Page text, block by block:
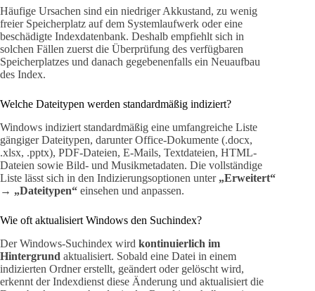
Häufige Ursachen sind ein niedriger Akkustand, zu wenig
freier Speicherplatz auf dem Systemlaufwerk oder eine
beschädigte Indexdatenbank. Deshalb empfiehlt sich in
solchen Fällen zuerst die Überprüfung des verfügbaren
Speicherplatzes und danach gegebenenfalls ein Neuaufbau
des Index.
Welche Dateitypen werden standardmäßig indiziert?
Windows indiziert standardmäßig eine umfangreiche Liste
gängiger Dateitypen, darunter Office-Dokumente (.docx,
.xlsx, .pptx), PDF-Dateien, E-Mails, Textdateien, HTML-
Dateien sowie Bild- und Musikmetadaten. Die vollständige
Liste lässt sich in den Indizierungsoptionen unter „Erweitert“
→ „Dateitypen“ einsehen und anpassen.
Wie oft aktualisiert Windows den Suchindex?
Der Windows-Suchindex wird kontinuierlich im
Hintergrund aktualisiert. Sobald eine Datei in einem
indizierten Ordner erstellt, geändert oder gelöscht wird,
erkennt der Indexdienst diese Änderung und aktualisiert die